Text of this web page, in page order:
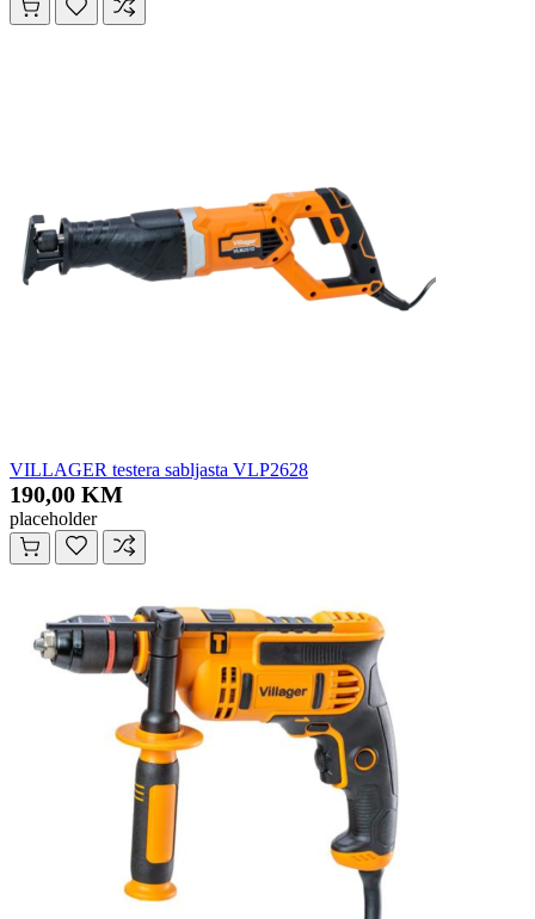
VILLAGER testera sabljasta VLP2628
190,00 KM
placeholder